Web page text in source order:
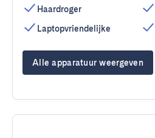
Haardroger
Laptopvriendelijke
Alle apparatuur weergeven